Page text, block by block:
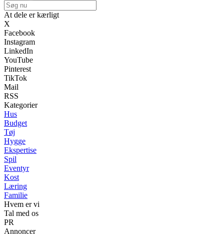
At dele er kærligt
X
Facebook
Instagram
LinkedIn
YouTube
Pinterest
TikTok
Mail
RSS
Kategorier
Hus
Budget
Tøj
Hygge
Ekspertise
Spil
Eventyr
Kost
Læring
Familie
Hvem er vi
Tal med os
PR
Annoncer